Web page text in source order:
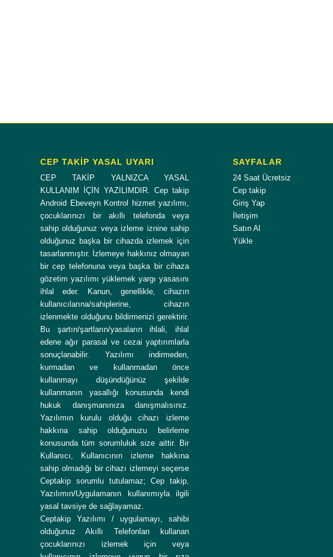
CEP TAKİP YASAL UYARI
CEP TAKİP YALNIZCA YASAL
KULLANIM İÇİN YAZILIMDIR. Cep takip
Android Ebeveyn Kontrol hizmet yazılımı,
çocuklarınızı bir akıllı telefonda veya
sahip olduğunuz veya izleme iznine sahip
olduğunuz başka bir cihazda izlemek için
tasarlanmıştır. İzlemeye hakkınız olmayan
bir cep telefonuna veya başka bir cihaza
gözetim yazılımı yüklemek yargı yasasını
ihlal eder. Kanun, genellikle, cihazın
kullanıcılarına/sahiplerine, cihazın
izlenmekte olduğunu bildirmenizi gerektirir.
Bu şartın/şartların/yasaların ihlali, ihlal
edene ağır parasal ve cezai yaptırımlarla
sonuçlanabilir. Yazılımı indirmeden,
kurmadan ve kullanmadan önce
kullanmayı düşündüğünüz şekilde
kullanmanın yasallığı konusunda kendi
hukuk danışmanınıza danışmalısınız.
Yazılımın kurulu olduğu cihazı izleme
hakkına sahip olduğunuzu belirleme
konusunda tüm sorumluluk size aittir. Bir
Kullanıcı, Kullanıcının izleme hakkına
sahip olmadığı bir cihazı izlemeyi seçerse
Ceptakip sorumlu tutulamaz; Cep takip,
Yazılımın/Uygulamanın kullanımıyla ilgili
yasal tavsiye de sağlayamaz.
Ceptakip Yazılımı / uygulamayı, sahibi
olduğunuz Akıllı Telefonları kullanan
çocuklarınızı izlemek için veya
SAYFALAR
24 Saat Ücretsiz
Cep takip
Giriş Yap
İletişim
Satın Al
Yükle